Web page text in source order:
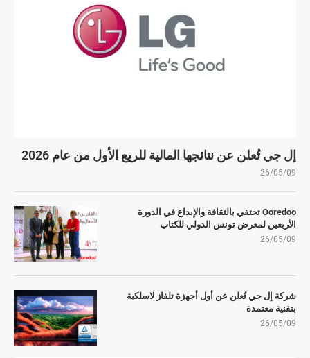
إل جي تُعلن عن نتائجها المالية للربع الأول من عام 2026
26/05/09
Ooredoo تحتفي بالثقافة والإبداع في الدورة
الأربعين لمعرض تونس الدولي للكتاب
26/05/09
شركة إل جي تُعلن عن أول أجهزة تلفاز لاسلكية
بتقنية معتمدة
26/05/09